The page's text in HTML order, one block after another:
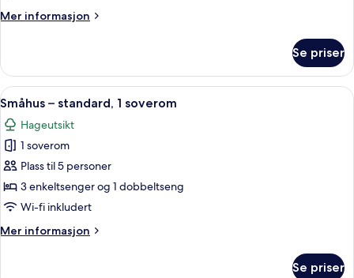
Mer informasjon
Mer
småhus,
soverom
Se priser
Åpne
alle
bildene
av
Småhus
–
standard,
soverom
Småhus – standard, 1 soverom |
10
Småhus – standard, 1 soverom
Hageutsikt
1 soverom
Plass til 5 personer
3 enkeltsenger og 1 dobbeltseng
Wi-fi inkludert
Mer informasjon
Mer
Se priser